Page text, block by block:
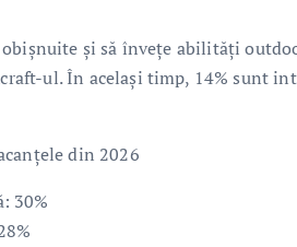
și să învețe abilități
ul. În același timp, 14% sunt
din 2026
30%